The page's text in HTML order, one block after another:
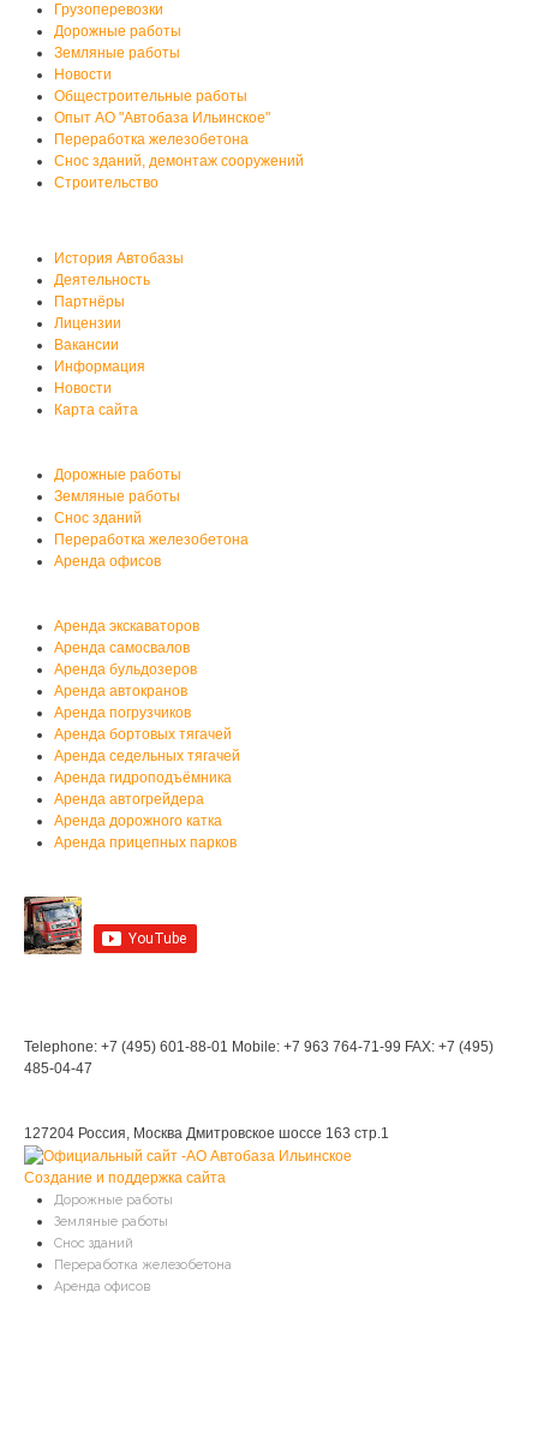
Грузоперевозки
Дорожные работы
Земляные работы
Новости
Общестроительные работы
Опыт АО "Автобаза Ильинское"
Переработка железобетона
Снос зданий, демонтаж сооружений
Строительство
История Автобазы
Деятельность
Партнёры
Лицензии
Вакансии
Информация
Новости
Карта сайта
Дорожные работы
Земляные работы
Снос зданий
Переработка железобетона
Аренда офисов
Аренда экскаваторов
Аренда самосвалов
Аренда бульдозеров
Аренда автокранов
Аренда погрузчиков
Аренда бортовых тягачей
Аренда седельных тягачей
Аренда гидроподъёмника
Аренда автогрейдера
Аренда дорожного катка
Аренда прицепных парков
Telephone: +7 (495) 601-88-01 Mobile: +7 963 764-71-99 FAX: +7 (495)
485-04-47
127204 Россия, Москва Дмитровское шоссе 163 стр.1
Создание и поддержка сайта
Дорожные работы
Земляные работы
Снос зданий
Переработка железобетона
Аренда офисов